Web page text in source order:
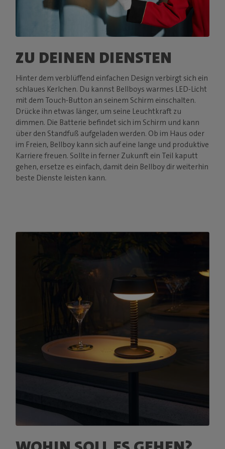
ZU DEINEN DIENSTEN
Hinter dem verblüffend einfachen Design verbirgt sich ein
schlaues Kerlchen. Du kannst Bellboys warmes LED-Licht
mit dem Touch-Button an seinem Schirm einschalten.
Drücke ihn etwas länger, um seine Leuchtkraft zu
dimmen. Die Batterie befindet sich im Schirm und kann
über den Standfuß aufgeladen werden. Ob im Haus oder
im Freien, Bellboy kann sich auf eine lange und produktive
Karriere freuen. Sollte in ferner Zukunft ein Teil kaputt
gehen, ersetze es einfach, damit dein Bellboy dir weiterhin
beste Dienste leisten kann.